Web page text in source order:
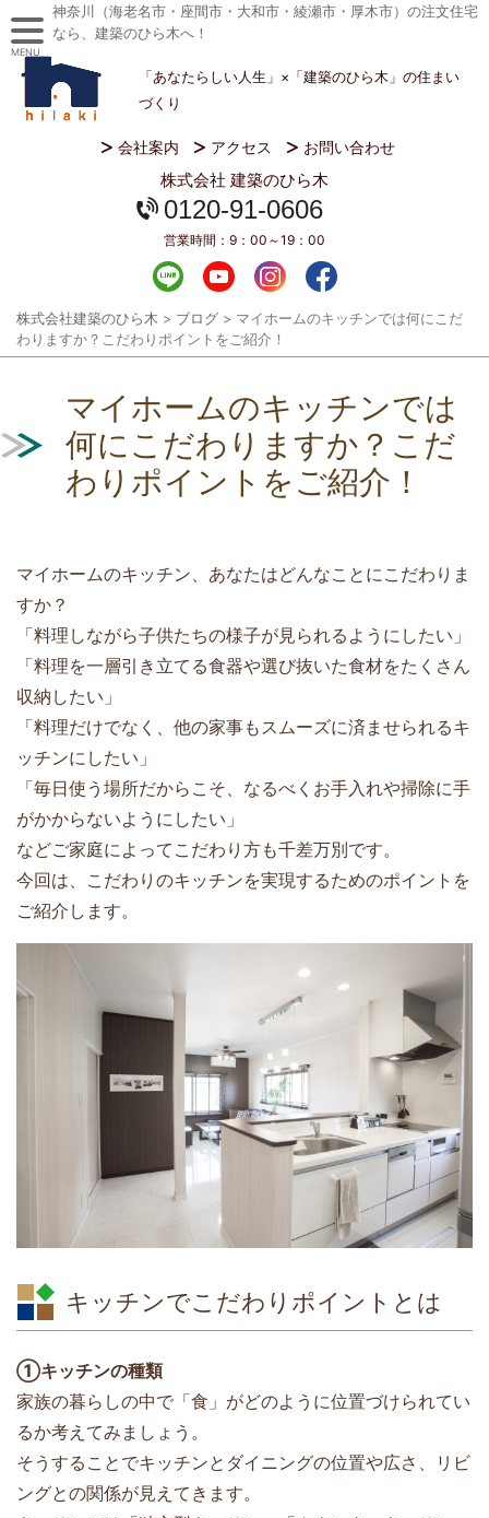
神奈川（海老名市・座間市・大和市・綾瀬市・厚木市）の注文住宅
なら、建築のひら木へ！
「あなたらしい人生」×「建築のひら木」の住まい
づくり
会社案内 アクセス お問い合わせ
株式会社 建築のひら木
0120-91-0606
営業時間： 9：00～19：00
株式会社建築のひら木 > ブログ > マイホームのキッチンでは何にこだ
わりますか？こだわりポイントをご紹介！
マイホームのキッチンでは
何にこだわりますか？こだ
わりポイントをご紹介！
マイホームのキッチン、あなたはどんなことにこだわりま
すか？
「料理しながら子供たちの様子が見られるようにしたい」
「料理を一層引き立てる食器や選び抜いた食材をたくさん
収納したい」
「料理だけでなく、他の家事もスムーズに済ませられるキ
ッチンにしたい」
「毎日使う場所だからこそ、なるべくお手入れや掃除に手
がかからないようにしたい」
などご家庭によってこだわり方も千差万別です。
今回は、こだわりのキッチンを実現するためのポイントを
ご紹介します。
キッチンでこだわりポイントとは
①キッチンの種類
家族の暮らしの中で「食」がどのように位置づけられてい
るか考えてみましょう。
そうすることでキッチンとダイニングの位置や広さ、リビ
ングとの関係が見えてきます。
MENU